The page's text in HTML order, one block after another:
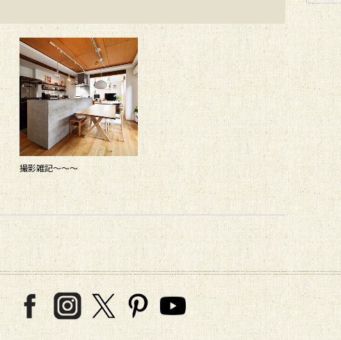
撮影雑記～～～